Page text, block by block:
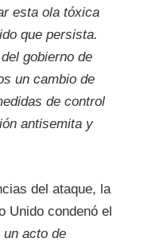
esta ola tóxica
que persista.
gobierno de
un cambio de
de control
antisemita y
del ataque, la
Unido condenó el
un acto de